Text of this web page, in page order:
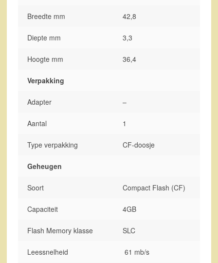
Breedte mm 42,8
Diepte mm 3,3
Hoogte mm 36,4
Verpakking
Adapter –
Aantal 1
Type verpakking CF-doosje
Geheugen
Soort Compact Flash (CF)
Capaciteit 4GB
Flash Memory klasse SLC
Leessnelheid 61 mb/s